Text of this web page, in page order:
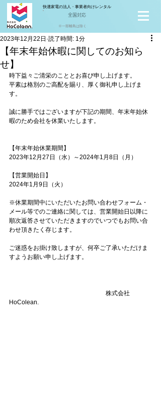
快適家電の法人・事業者向けレンタル
全国対応
※一部離島は除く
【年末年始休暇に関してのお知ら
せ】
2023年12月22日 読了時間: 1分
時下益々ご清栄のこととお喜び申し上げます。
平素は格別のご高配を賜り、厚く御礼申し上げま
す。
誠に勝手ではございますが下記の期間、年末年始休
暇のため会社を休業いたします。
【年末年始休業期間】
2023年12月27日（水）～2024年1月8日（月）
【営業開始日】
2024年1月9日（火）
※休業期間中にいただいたお問い合わせフォーム・
メール等でのご連絡に関しては、営業開始日以降に
順次返答させていただきますのでいつでもお問い合
わせ頂きたく存じます。
ご迷惑をお掛け致しますが、何卒ご了承いただけま
すようお願い申し上げます。
株式会社
HoColean.